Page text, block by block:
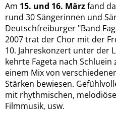
Am 15. und 16. Märzfand
rund 30 Sängerinnen und
Deutschfreiburger "Band
2007 trat der Chor mit der
10. Jahreskonzert unter der
kehrte Fageta nach
einem Mix von
Stärken bewiesen.
mit rhythmischen,
Filmmusik, usw.